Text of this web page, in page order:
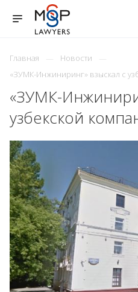
Главная
Новости
«ЗУМК-Инжиниринг» взыскал с
«ЗУМК-
узбекской